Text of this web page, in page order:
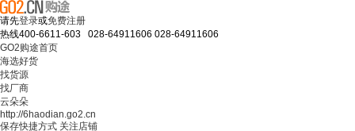
请先登录或免费注册
热线400-6611-603 028-64911606 028-64911606
GO2购途首页
海选好货
找货源
找厂商
云朵朵
http://6haodian.go2.cn
保存快捷方式 关注店铺